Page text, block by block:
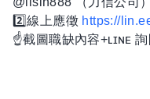
2️⃣線上應徵 https://
☝️截圖職缺內容+ʟɪɴᴇ